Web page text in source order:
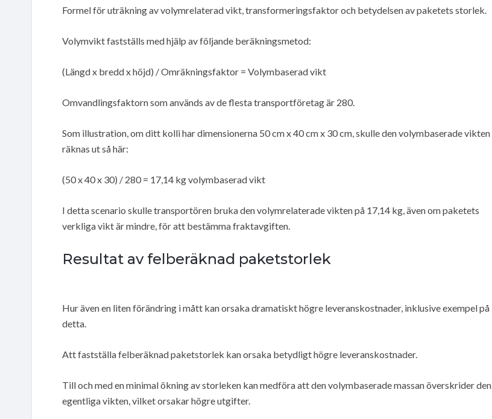
Formel för uträkning av volymrelaterad vikt, transformeringsfaktor och betydelsen av paketets storlek.
Volymvikt fastställs med hjälp av följande beräkningsmetod:
(Längd x bredd x höjd) / Omräkningsfaktor = Volymbaserad vikt
Omvandlingsfaktorn som används av de flesta transportföretag är 280.
Som illustration, om ditt kolli har dimensionerna 50 cm x 40 cm x 30 cm, skulle den volymbaserade vikten
räknas ut så här:
(50 x 40 x 30) / 280 = 17,14 kg volymbaserad vikt
I detta scenario skulle transportören bruka den volymrelaterade vikten på 17,14 kg, även om paketets
verkliga vikt är mindre, för att bestämma fraktavgiften.
Resultat av felberäknad paketstorlek
Hur även en liten förändring i mått kan orsaka dramatiskt högre leveranskostnader, inklusive exempel på
detta.
Att fastställa felberäknad paketstorlek kan orsaka betydligt högre leveranskostnader.
Till och med en minimal ökning av storleken kan medföra att den volymbaserade massan överskrider den
egentliga vikten, vilket orsakar högre utgifter.